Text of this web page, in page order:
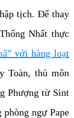
tịch. Để thay
Nhất thực
với hàng loạt
Toàn, thủ môn
Phượng từ Sint
phòng ngự Pape